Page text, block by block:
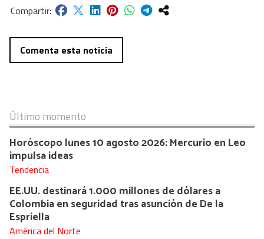
Comenta esta noticia
Último momento
Horóscopo lunes 10 agosto 2026: Mercurio en Leo
impulsa ideas
Tendencia
EE.UU. destinará 1.000 millones de dólares a
Colombia en seguridad tras asunción de De la
Espriella
América del Norte